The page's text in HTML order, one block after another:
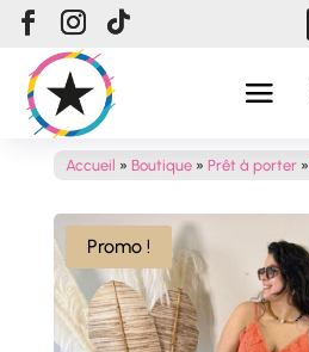
Accueil » Boutique» Prêt à porter»
Promo !